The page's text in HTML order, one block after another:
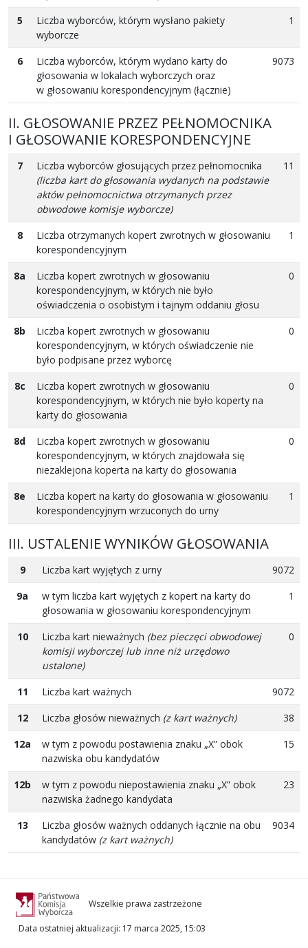
5
Liczba wyborców, którym wysłano pakiety
wyborcze
1
6
Liczba wyborców, którym wydano karty do
głosowania w lokalach wyborczych oraz
w głosowaniu korespondencyjnym (łącznie)
9073
II. GŁOSOWANIE PRZEZ PEŁNOMOCNIKA
I GŁOSOWANIE KORESPONDENCYJNE
7
Liczba wyborców głosujących przez pełnomocnika
(liczba kart do głosowania wydanych na podstawie
aktów pełnomocnictwa otrzymanych przez
obwodowe komisje wyborcze)
11
8
Liczba otrzymanych kopert zwrotnych w głosowaniu
korespondencyjnym
1
8a
Liczba kopert zwrotnych w głosowaniu
korespondencyjnym, w których nie było
oświadczenia o osobistym i tajnym oddaniu głosu
0
8b
Liczba kopert zwrotnych w głosowaniu
korespondencyjnym, w których oświadczenie nie
było podpisane przez wyborcę
0
8c
Liczba kopert zwrotnych w głosowaniu
korespondencyjnym, w których nie było koperty na
karty do głosowania
0
8d
Liczba kopert zwrotnych w głosowaniu
korespondencyjnym, w których znajdowała się
niezaklejona koperta na karty do głosowania
0
8e
Liczba kopert na karty do głosowania w głosowaniu
korespondencyjnym wrzuconych do urny
1
III. USTALENIE WYNIKÓW GŁOSOWANIA
9 Liczba kart wyjętych z urny
9072
9a
w tym liczba kart wyjętych z kopert na karty do
głosowania w głosowaniu korespondencyjnym
1
10 Liczba kart nieważnych (bez pieczęci obwodowej
komisji wyborczej lub inne niż urzędowo
ustalone)
0
11 Liczba kart ważnych
9072
12
Liczba głosów nieważnych (z kart ważnych)
38
12a
w tym z powodu postawienia znaku „X” obok
nazwiska obu kandydatów
15
12b
w tym z powodu niepostawienia znaku „X” obok
nazwiska żadnego kandydata
23
13
Liczba głosów ważnych oddanych łącznie na obu
kandydatów (z kart ważnych)
9034
Wszelkie prawa zastrzeżone
Data ostatniej aktualizacji: 17 marca 2025, 15:03